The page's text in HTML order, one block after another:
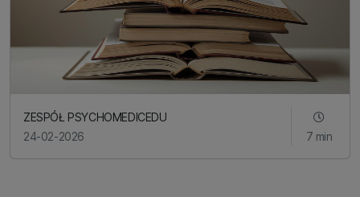
ZESPÓŁ PSYCHOMEDICEDU
24-02-2026
7 min